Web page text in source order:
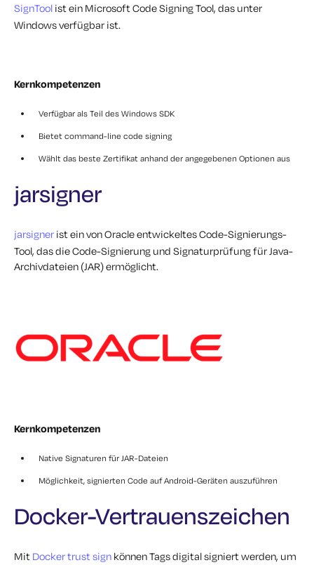
SignTool ist ein Microsoft Code Signing Tool, das unter
Windows verfügbar ist.
Kernkompetenzen
Verfügbar als Teil des Windows SDK
Bietet command-line code signing
Wählt das beste Zertifikat anhand der angegebenen Optionen aus
jarsigner
jarsigner ist ein von Oracle entwickeltes Code-Signierungs-
Tool, das die Code-Signierung und Signaturprüfung für Java-
Archivdateien (JAR) ermöglicht.
Kernkompetenzen
Native Signaturen für JAR-Dateien
Möglichkeit, signierten Code auf Android-Geräten auszuführen
Docker-Vertrauenszeichen
Mit Docker trust sign können Tags digital signiert werden, um